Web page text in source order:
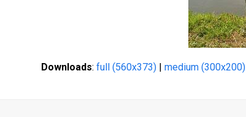
Downloads:full (560x373) |medium (300x200)